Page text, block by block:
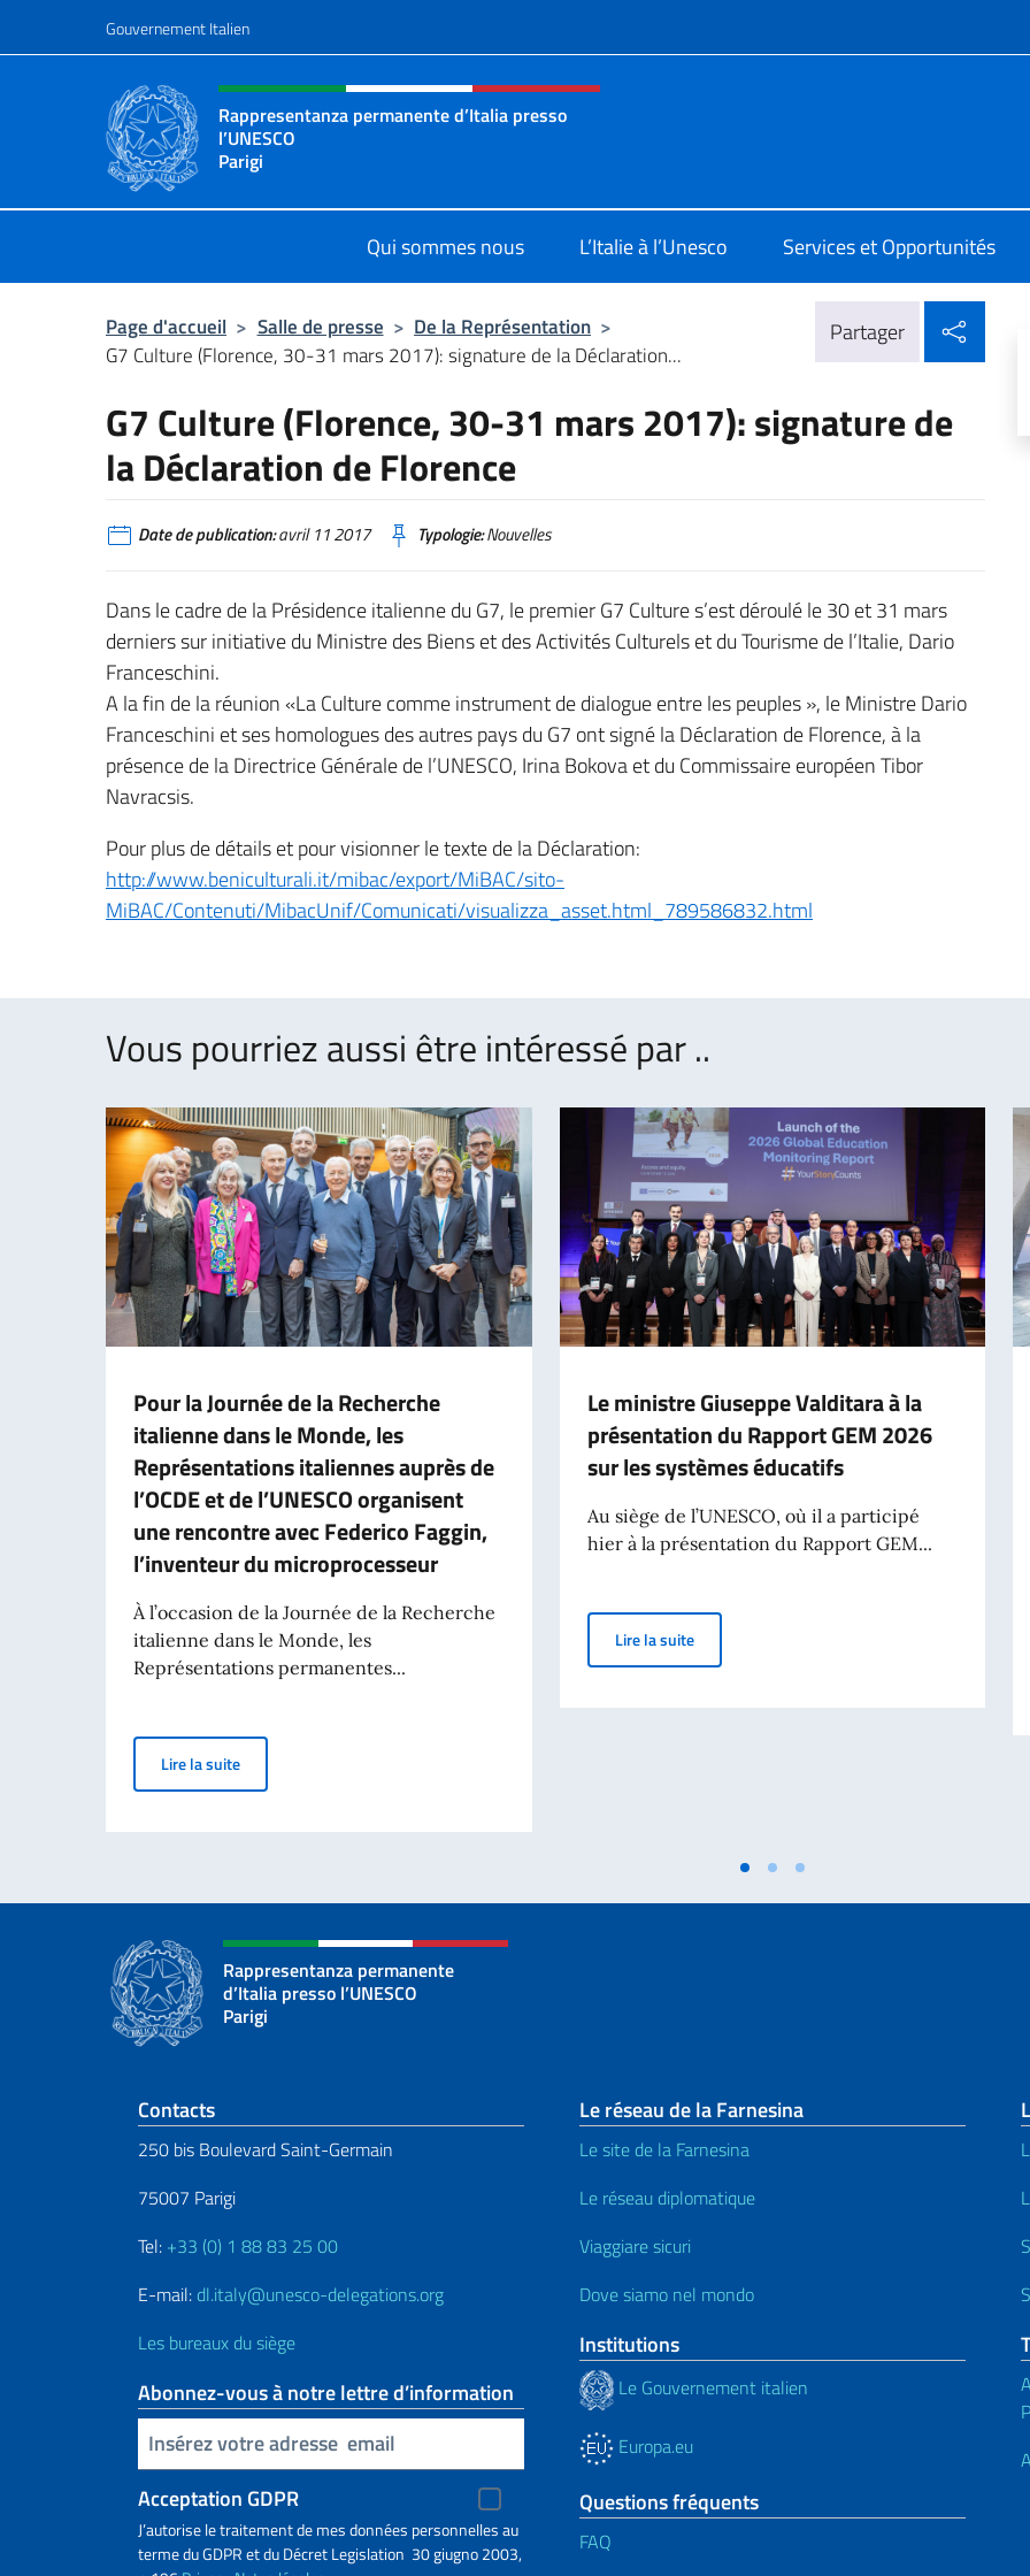
Gouvernement Italien
Site Web, social et en-tête de menu
Rappresentanza permanente d’Italia presso
l’UNESCO
Parigi
Il sito ufficiale della Rappresentanza permanente d’Italia presso l’UNESCO Parigi
Qui sommes nous L’Italie à l’Unesco Services et Opportunités
Page d'accueil > Salle de presse > De la Représentation >
G7 Culture (Florence, 30-31 mars 2017): signature de la Déclaration...
Partager
G7 Culture (Florence, 30-31 mars 2017): signature de
la Déclaration de Florence
Date de publication:avril 11 2017 Typologie:Nouvelles
Dans le cadre de la Présidence italienne du G7, le premier G7 Culture s’est déroulé le 30 et 31 mars
derniers sur initiative du Ministre des Biens et des Activités Culturels et du Tourisme de l’Italie, Dario
Franceschini.
A la fin de la réunion «La Culture comme instrument de dialogue entre les peuples », le Ministre Dario
Franceschini et ses homologues des autres pays du G7 ont signé la Déclaration de Florence, à la
présence de la Directrice Générale de l’UNESCO, Irina Bokova et du Commissaire européen Tibor
Navracsis.
Pour plus de détails et pour visionner le texte de la Déclaration:
http://www.beniculturali.it/mibac/export/MiBAC/sito-
MiBAC/Contenuti/MibacUnif/Comunicati/visualizza_asset.html_789586832.html
Vous pourriez aussi être intéressé par ..
Pour la Journée de la Recherche
italienne dans le Monde, les
Représentations italiennes auprès de
l’OCDE et de l’UNESCO organisent
une rencontre avec Federico Faggin,
l’inventeur du microprocesseur
À l’occasion de la Journée de la Recherche
italienne dans le Monde, les
Représentations permanentes...
Lire la suitePour la Journée de la Recherche italienne dans le Monde, les Représentations italiennes auprès de l’OCDE et de
Le ministre Giuseppe Valditara à la
présentation du Rapport GEM 2026
sur les systèmes éducatifs
Au siège de l’UNESCO, où il a participé
hier à la présentation du Rapport GEM...
Lire la suiteLe ministre Giuseppe Valditara à la
Rappresentanza permanente
d’Italia presso l’UNESCO
Parigi
Section de pied de page
Contacts
250 bis Boulevard Saint-Germain
75007 Parigi
Tel: +33 (0) 1 88 83 25 00
E-mail: dl.italy@unesco-delegations.org
Les bureaux du siège
Abonnez-vous à notre lettre d’information
Insert your email
Acceptation GDPR
J’autorise le traitement de mes données personnelles au
terme du GDPR et du Décret Legislation 30 giugno 2003,
Le réseau de la Farnesina
Le site de la Farnesina
Le réseau diplomatique
Viaggiare sicuri
Dove siamo nel mondo
Institutions
Le Gouvernement italien
Europa.eu
Questions fréquents
FAQ